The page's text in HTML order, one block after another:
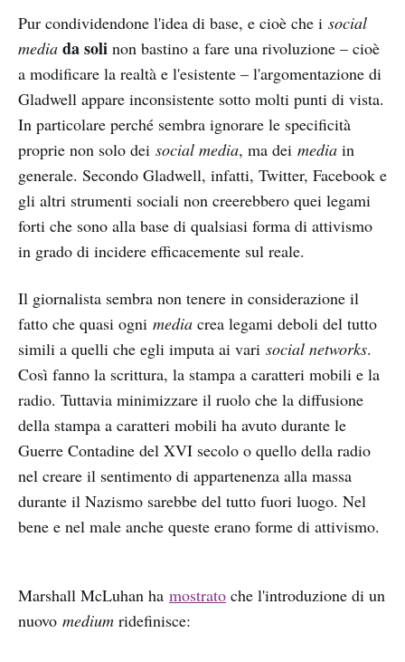
Pur condividendone l'idea di base, e cioè che i social
media da soli non bastino a fare una rivoluzione – cioè
a modificare la realtà e l'esistente – l'argomentazione di
Gladwell appare inconsistente sotto molti punti di vista.
In particolare perché sembra ignorare le specificità
proprie non solo dei social media, ma dei media in
generale. Secondo Gladwell, infatti, Twitter, Facebook e
gli altri strumenti sociali non creerebbero quei legami
forti che sono alla base di qualsiasi forma di attivismo
in grado di incidere efficacemente sul reale.
Il giornalista sembra non tenere in considerazione il
fatto che quasi ogni media crea legami deboli del tutto
simili a quelli che egli imputa ai vari social networks.
Così fanno la scrittura, la stampa a caratteri mobili e la
radio. Tuttavia minimizzare il ruolo che la diffusione
della stampa a caratteri mobili ha avuto durante le
Guerre Contadine del XVI secolo o quello della radio
nel creare il sentimento di appartenenza alla massa
durante il Nazismo sarebbe del tutto fuori luogo. Nel
bene e nel male anche queste erano forme di attivismo.
Marshall McLuhan ha mostrato che l'introduzione di un
nuovo medium ridefinisce: